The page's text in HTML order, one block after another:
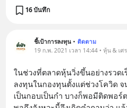
16 บันทึก
ชี้เป้าการลงทุน • ติดตาม
19 ก.พ. 2021 เวลา 14:44 • หุ้น & เศ
ในช่วงที่ตลาดหุ้นวิ่งขึ้นอย่างรวด
ลงทุนในกองทุนตั้งแต่ช่วงโควิด
เป็นกอบเป็นกำ บางก็พอมีติดพอร์